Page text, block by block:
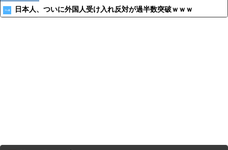
日本人、ついに外国人受け入れ反対が過半数突破ｗｗｗ